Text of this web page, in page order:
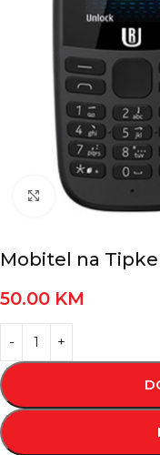
Kliknite za
Mobitel na Tipke
50.00 KM